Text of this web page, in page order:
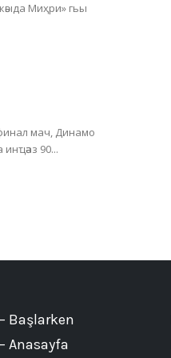
Миҳри» гьы
мач, Динамо
Нарҭ’и ирыбжьан. Ҭашәарада инҵәаз 90...
Başlarken
Anasayfa